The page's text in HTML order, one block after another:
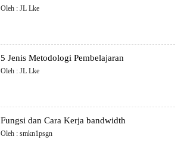
Oleh : JL Lke
5 Jenis Metodologi Pembelajaran
Oleh : JL Lke
Fungsi dan Cara Kerja bandwidth
Oleh : smkn1psgn